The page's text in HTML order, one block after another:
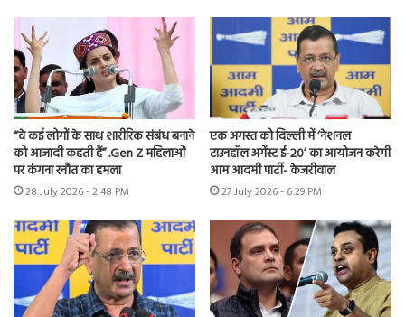
“वे कई लोगों के साथ शारीरिक संबंध बनाने
को आजादी कहती हैं”..Gen Z महिलाओं
पर कंगना रनौत का हमला
28 July 2026 - 2:48 PM
एक अगस्त को दिल्ली में ‘नेशनल
टाउनहॉल अगेंस्ट ई-20’ का आयोजन करेगी
आम आदमी पार्टी- केजरीवाल
27 July 2026 - 6:29 PM